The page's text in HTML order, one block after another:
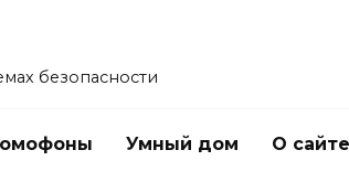
безопасности
Умный дом О сайте